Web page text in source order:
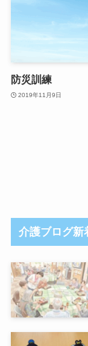
防災訓練
2019年11月9日
介護ブログ新